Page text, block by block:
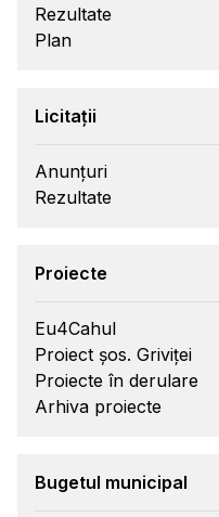
Rezultate
Plan
Licitații
Anunțuri
Rezultate
Proiecte
Eu4Cahul
Proiect șos. Griviței
Proiecte în derulare
Arhiva proiecte
Bugetul municipal